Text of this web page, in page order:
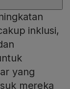
inklusi,
yang
mereka